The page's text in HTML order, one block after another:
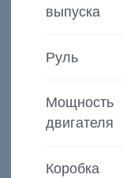
выпуска
Руль
Мощность
двигателя
Коробка